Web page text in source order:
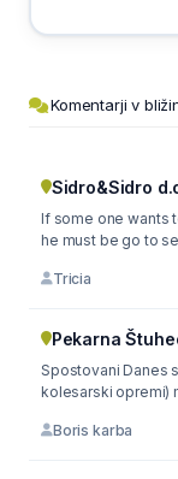
Komentarji v
Sidro&Sidro
If some one wants
he must be go to
Tricia
Pekarna
Spostovani Danes
kolesarski opremi)
Boris karba